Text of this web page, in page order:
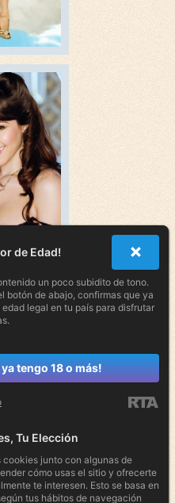
de Edad!
un poco subidito de tono.
botón de abajo, confirmas que ya
legal en tu país para disfrutar
ya tengo 18 o más!
Tu Elección
cookies junto con algunas de
cómo usas el sitio y ofrecerte
te interesen. Esto se basa en
tus hábitos de navegación